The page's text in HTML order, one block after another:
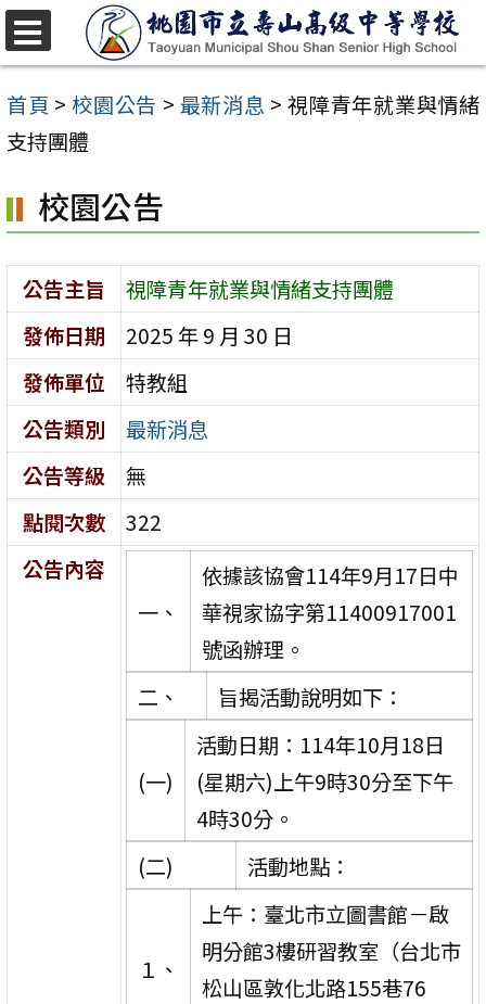
跳
至
主
要
容
區
首頁 > 校園公告 > 最新消息 > 視障青年就業與情緒
支持團體
校園公告
公告主旨
視障青年就業與情緒支持團體
發佈日期
2025 年 9 月 30 日
發佈單位
特教組
公告類別
最新消息
公告等級
無
點閱次數
322
公告內容
一、
依據該協會114年9月17日中
華視家協字第11400917001
號函辦理。
二、
旨揭活動說明如下：
(一)
活動日期：114年10月18日
(星期六)上午9時30分至下午
4時30分。
(二)
活動地點：
１、
上午：臺北市立圖書館－啟
明分館3樓研習教室（台北市
松山區敦化北路155巷76
選
單